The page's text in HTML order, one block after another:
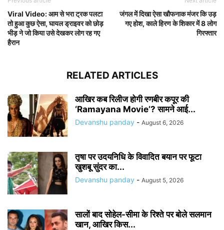
Viral Video: आम से भरा ट्रक पलटा
तो हुआ कुछ ऐसा, घायल ड्राइवर को छोड़
भीड़ ने जो किया उसे देखकर लोग रह गए
हैरान
जंगल में दिखा ऐसा खौफनाक मंजर कि उड़
गए होश, काले हिरण के शिकार में 8 लोग
गिरफ्तार
RELATED ARTICLES
आखिर कब रिलीज होगी रणबीर कपूर की
‘Ramayana Movie’? सामने आई...
Devanshu panday - August 6, 2026
तृषा पर उदयनिधि के विवादित बयान पर फूटा
खुशबू सुंदर का...
Devanshu panday - August 5, 2026
सालों बाद सोहेल-सीमा के रिश्ते पर बोले सलमान
खान, आखिर किस...